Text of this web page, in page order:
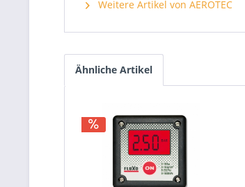
Weitere Artikel von AEROTEC
Ähnliche Artikel